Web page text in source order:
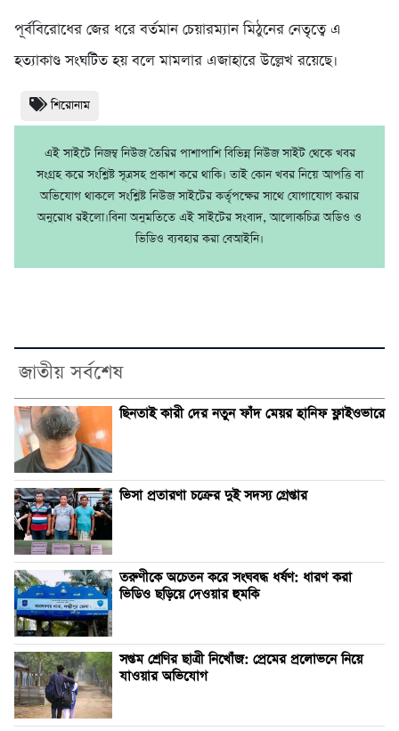
পূর্ববিরোধের জের ধরে বর্তমান চেয়ারম্যান মিঠুনের নেতৃত্বে এ
হত্যাকাণ্ড সংঘটিত হয় বলে মামলার এজাহারে উল্লেখ রয়েছে।
শিরোনাম
এই সাইটে নিজম্ব নিউজ তৈরির পাশাপাশি বিভিন্ন নিউজ সাইট থেকে খবর
সংগ্রহ করে সংশ্লিষ্ট সূত্রসহ প্রকাশ করে থাকি। তাই কোন খবর নিয়ে আপত্তি বা
অভিযোগ থাকলে সংশ্লিষ্ট নিউজ সাইটের কর্তৃপক্ষের সাথে যোগাযোগ করার
অনুরোধ রইলো।বিনা অনুমতিতে এই সাইটের সংবাদ, আলোকচিত্র অডিও ও
ভিডিও ব্যবহার করা বেআইনি।
জাতীয় সর্বশেষ
ছিনতাই কারী দের নতুন ফাঁদ মেয়র হানিফ ফ্লাইওভারে
ভিসা প্রতারণা চক্রের দুই সদস্য গ্রেপ্তার
তরুণীকে অচেতন করে সংঘবদ্ধ ধর্ষণ: ধারণ করা
ভিডিও ছড়িয়ে দেওয়ার হুমকি
সপ্তম শ্রেণির ছাত্রী নিখোঁজ: প্রেমের প্রলোভনে নিয়ে
যাওয়ার অভিযোগ